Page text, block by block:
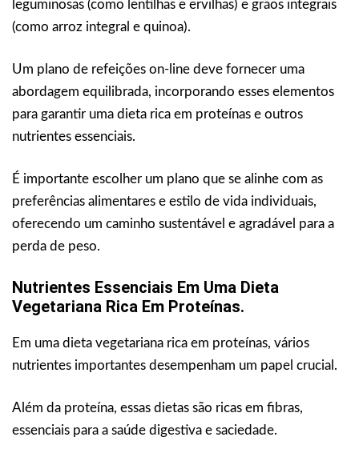
leguminosas (como lentilhas e ervilhas) e grãos integrais
(como arroz integral e quinoa).
Um plano de refeições on-line deve fornecer uma
abordagem equilibrada, incorporando esses elementos
para garantir uma dieta rica em proteínas e outros
nutrientes essenciais.
É importante escolher um plano que se alinhe com as
preferências alimentares e estilo de vida individuais,
oferecendo um caminho sustentável e agradável para a
perda de peso.
Nutrientes Essenciais Em Uma Dieta
Vegetariana Rica Em Proteínas.
Em uma dieta vegetariana rica em proteínas, vários
nutrientes importantes desempenham um papel crucial.
Além da proteína, essas dietas são ricas em fibras,
essenciais para a saúde digestiva e saciedade.